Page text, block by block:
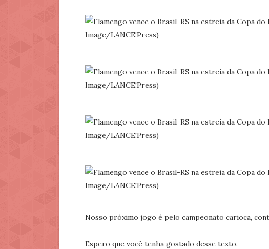
Nosso próximo jogo é pelo campeonato carioca,
Espero que você tenha gostado desse texto.